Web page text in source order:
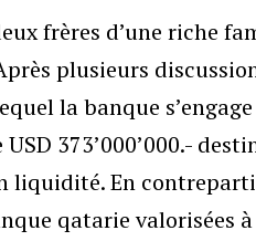
frères d’une riche
plusieurs
la banque
373’000’000.-
liquidité. En
qatarie valorisées à